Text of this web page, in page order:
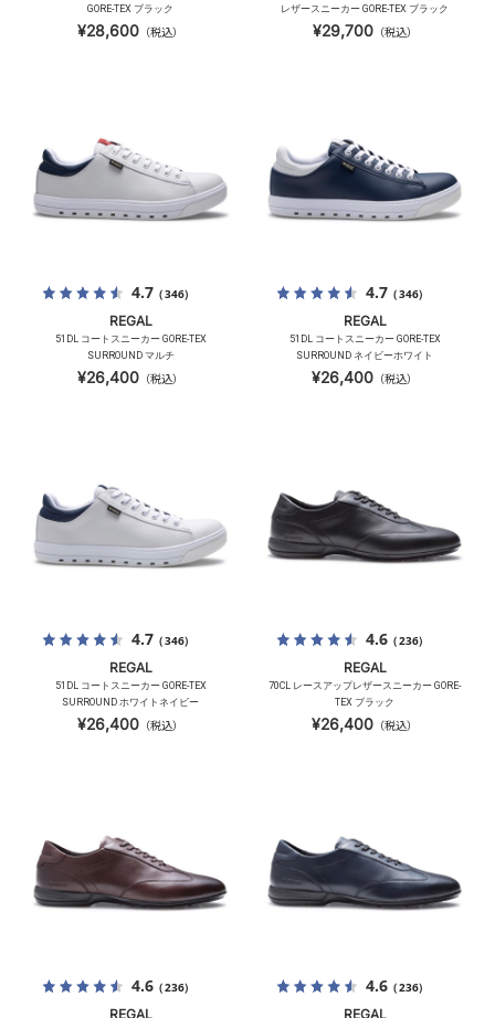
GORE-TEX ブラック
¥28,600 （税込）
レザースニーカー GORE-TEX ブラック
¥29,700（税込）
4.7（346）
REGAL
51DL コートスニーカー GORE-TEX
SURROUND マルチ
¥26,400 （税込）
4.7（346）
REGAL
51DL コートスニーカー GORE-TEX
SURROUND ネイビーホワイト
¥26,400 （税込）
4.7（346）
REGAL
51DL コートスニーカー GORE-TEX
SURROUND ホワイトネイビー
¥26,400 （税込）
4.6（236）
REGAL
70CL レースアップレザースニーカー GORE-
TEX ブラック
¥26,400 （税込）
4.6（236）
REGAL
4.6（236）
REGAL